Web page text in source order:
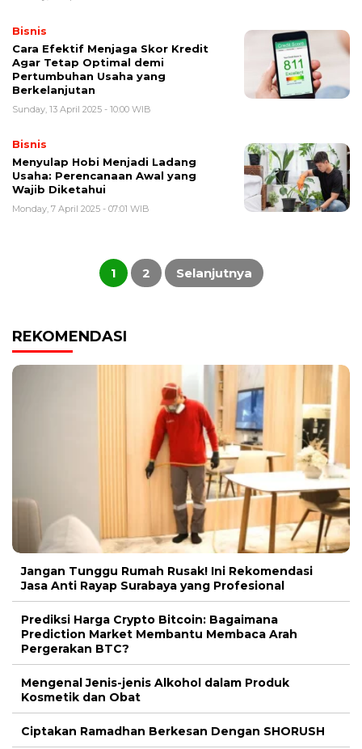
Bisnis
Cara Efektif Menjaga Skor Kredit
Agar Tetap Optimal demi
Pertumbuhan Usaha yang
Berkelanjutan
Sunday, 13 April 2025 - 10:00 WIB
Bisnis
Menyulap Hobi Menjadi Ladang
Usaha: Perencanaan Awal yang
Wajib Diketahui
Monday, 7 April 2025 - 07:01 WIB
pagination
1 2 Selanjutnya
REKOMENDASI
Jangan Tunggu Rumah Rusak! Ini Rekomendasi
Jasa Anti Rayap Surabaya yang Profesional
Prediksi Harga Crypto Bitcoin: Bagaimana
Prediction Market Membantu Membaca Arah
Pergerakan BTC?
Mengenal Jenis-jenis Alkohol dalam Produk
Kosmetik dan Obat
Ciptakan Ramadhan Berkesan Dengan SHORUSH